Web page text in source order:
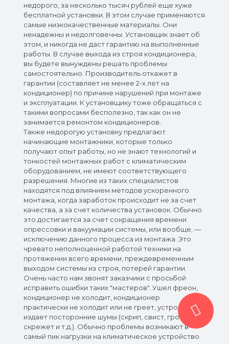
недорого, за несколько тысяч рублей еще хуже
бесплатной установки. В этом случае применяются
самые низкокачественные материалы. Они
ненадежны и недолговечны. Установщик знает об
этом, и никогда не даст гарантию на выполненные
работы. В случае выхода из строя кондиционера,
вы будете вынуждены решать проблемы
самостоятельно. Производитель откажет в
гарантии (составляет не менее 2-х лет на
кондиционер) по причине нарушений при монтаже
и эксплуатации. К установщику тоже обращаться с
такими вопросами бесполезно, так как он не
занимается ремонтом кондиционеров.
Также недорогую установку предлагают
начинающие монтажники, которые только
получают опыт работы, но не знают технологий и
тонкостей монтажных работ с климатическим
оборудованием, не имеют соответствующего
разрешения. Многие из таких специалистов
находятся под влиянием методов ускоренного
монтажа, когда заработок происходит не за счет
качества, а за счет количества установок. Обычно
это достигается за счет сокращения времени
опрессовки и вакуумации системы, или вообще, —
исключению данного процесса из монтажа. Это
чревато неполноценной работой техники на
протяжении всего времени, преждевременным
выходом системы из строя, потерей гарантии.
Очень часто нам звонят заказчики с просьбой
исправить ошибки таких "мастеров". Ушел фреон,
кондиционер не холодит, кондиционер
практически не холодит или не греет, устройство
издает посторонние шумы (скрип, свист, грохот,
скрежет и т.д.). Обычно проблемы возникают в
самый пик нагрузки на климатическое устройство